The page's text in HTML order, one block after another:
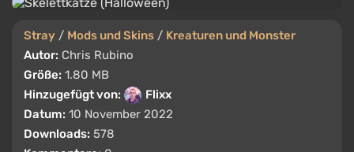
Stray / Mods und Skins / Kreaturen und Monster
Autor: Chris Rubino
Größe: 1.80 MB
Hinzugefügt von:
Flixx
Datum: 10 November 2022
Downloads: 578